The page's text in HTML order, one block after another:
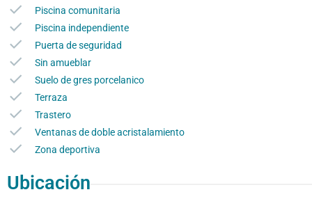
Piscina comunitaria
Piscina independiente
Puerta de seguridad
Sin amueblar
Suelo de gres porcelanico
Terraza
Trastero
Ventanas de doble acristalamiento
Zona deportiva
Ubicación